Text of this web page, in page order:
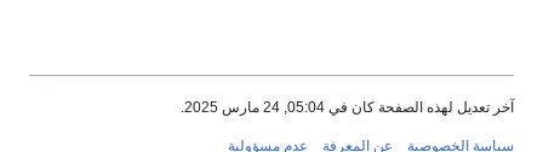
آخر تعديل لهذه الصفحة كان في 05:04, 24 مارس 2025.
سياسة الخصوصية عن المعرفة عدم مسؤولية